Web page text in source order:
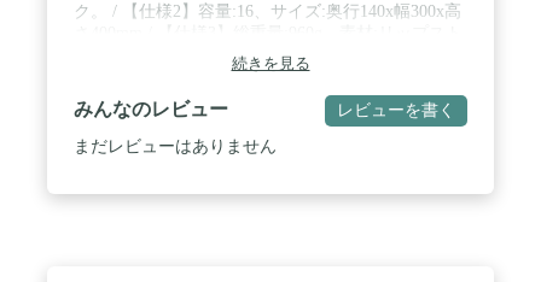
ク。 / 【仕様2】容量:16、サイズ:奥行140x幅300x高
ップ / 【仕様4】バッグ内小分けポケット、表面分
割式ファスナーポケット、左右メッシュポケット、
背面ポケット
続きを見る
みんなのレビュー レビューを書く
まだレビューはありません